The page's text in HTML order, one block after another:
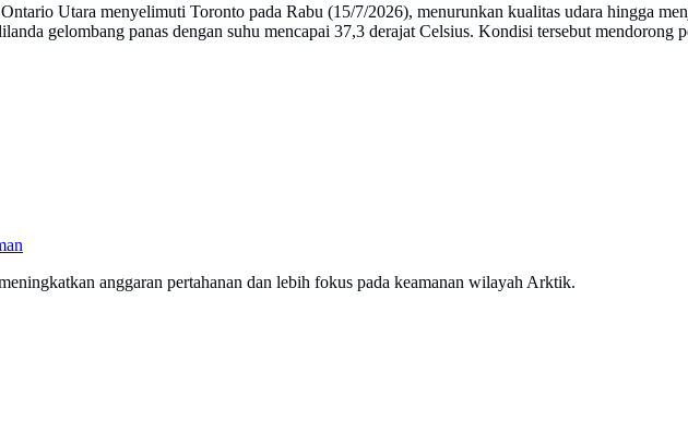
Utara menyelimuti Toronto pada Rabu (15/7/2026), menurunkan kualitas udara hingga
gelombang panas dengan suhu mencapai 37,3 derajat Celsius. Kondisi tersebut mendorong
anggaran pertahanan dan lebih fokus pada keamanan wilayah Arktik.